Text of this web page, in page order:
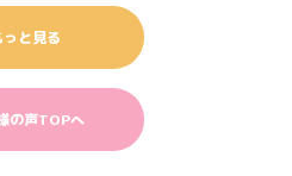
っと見る
の声TOPへ